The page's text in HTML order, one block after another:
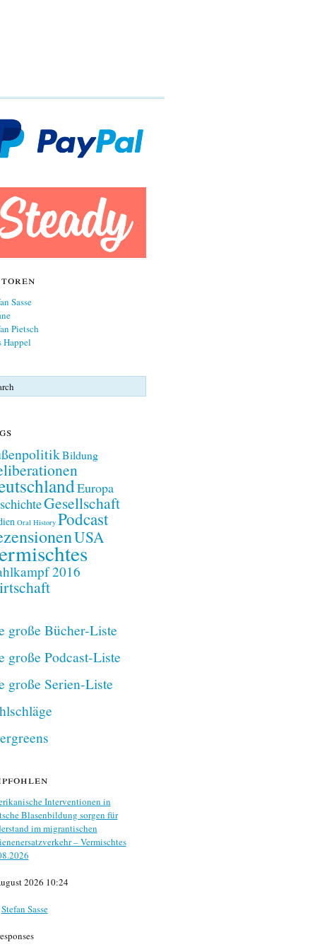
Sasse
Pietsch
Happel
Bildung
Europa
Gesellschaft
Oral History Podcast
USA
2016
große Bücher-Liste
große Podcast-Liste
große Serien-Liste
Interventionen in
Blasenbildung sorgen für
im migrantischen
– Vermischtes
2026 10:24
Stefan Sasse